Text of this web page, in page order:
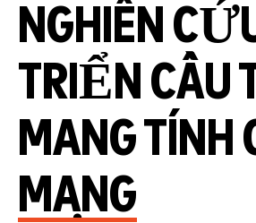
NGHIÊN
TRIỂN CẦU
MANG TÍNH
MẠNG